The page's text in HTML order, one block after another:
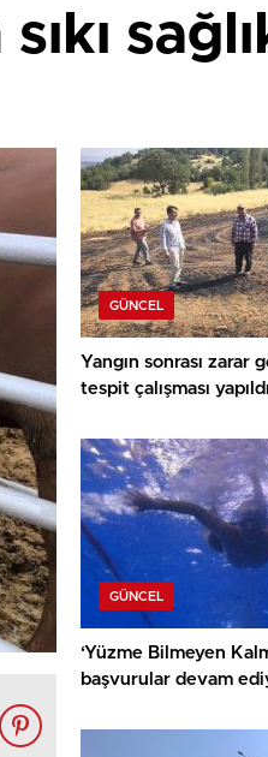
GÜNCEL
Yangın sonrası zarar
tespit çalışması yapıldı
GÜNCEL
‘Yüzme Bilmeyen
başvurular devam